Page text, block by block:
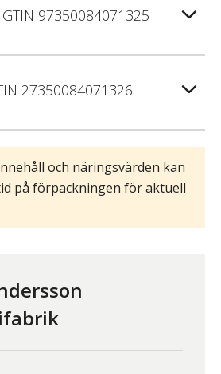
GTIN 97350084071325
27350084071326
och näringsvärden kan
på förpackningen för aktuell